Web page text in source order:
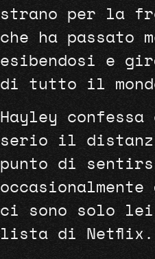
strano per la
che ha passato
esibendosi e
di tutto il
Hayley
serio il
punto di
ci sono solo
lista di Netflix.